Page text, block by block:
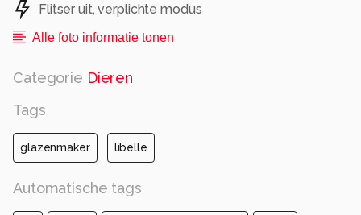
Flitser uit, verplichte modus
Alle foto informatie tonen
Categorie Dieren
Tags
glazenmaker libelle
Automatische tags